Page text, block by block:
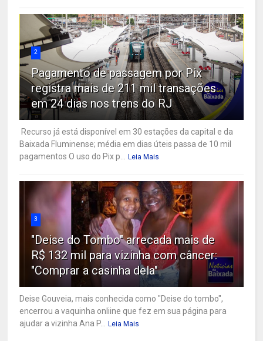
2
Pagamento de passagem por Pix
registra mais de 211 mil transações
em 24 dias nos trens do RJ
Recurso já está disponível em 30 estações da capital e da
Baixada Fluminense; média em dias úteis passa de 10 mil
pagamentos O uso do Pix p... Leia Mais
3
"Deise do Tombo" arrecada mais de
R$ 132 mil para vizinha com câncer:
"Comprar a casinha dela"
Deise Gouveia, mais conhecida como "Deise do tombo",
encerrou a vaquinha onliine que fez em sua página para
ajudar a vizinha Ana P... Leia Mais